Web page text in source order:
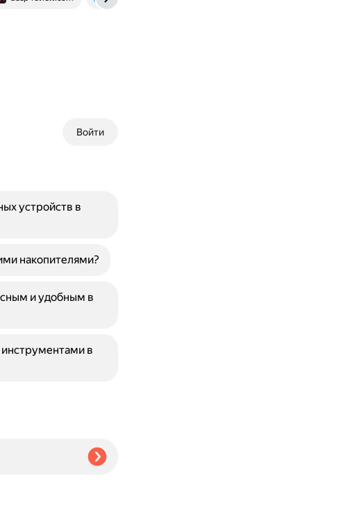
Войти
устройств в
накопителями?
и удобным в
в